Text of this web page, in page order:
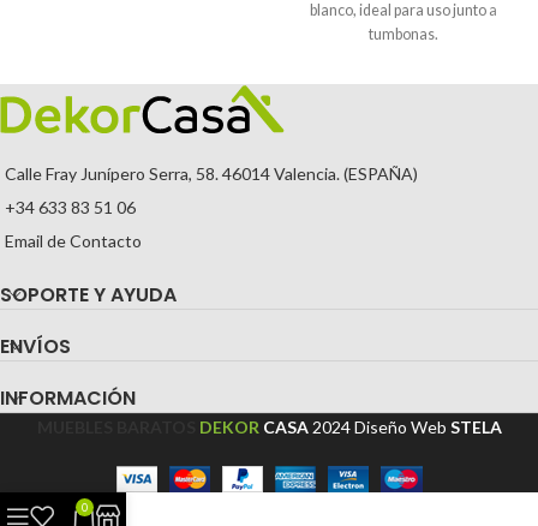
blanco, ideal para uso junto a
tumbonas.
Calle Fray Junípero Serra, 58. 46014 Valencia. (ESPAÑA)
+34 633 83 51 06
Email de Contacto
SOPORTE Y AYUDA
ENVÍOS
INFORMACIÓN
DEKOR CASA 2024Diseño Web STELA
0